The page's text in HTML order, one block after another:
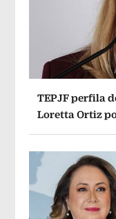
TEPJF perfila
Loretta Ortiz